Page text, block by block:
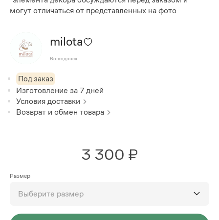
могут отличаться от представленных на фото
milota
Волгодонск
Под заказ
Изготовление за7 дней
Условия доставки
Возврат и обмен товара
3 300 ₽
Размер
Выберите размер